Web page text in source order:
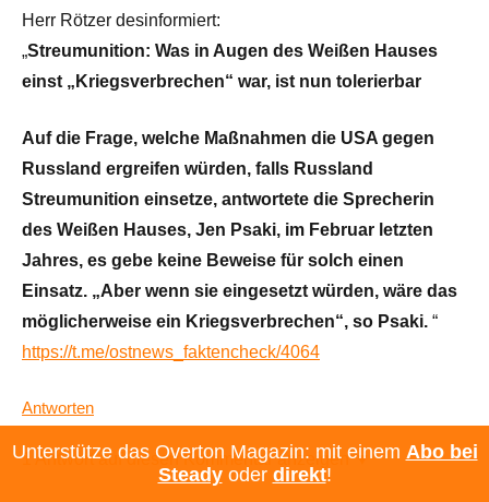
Herr Rötzer desinformiert:
„Streumunition: Was in Augen des Weißen Hauses
einst „Kriegsverbrechen“ war, ist nun tolerierbar
Auf die Frage, welche Maßnahmen die USA gegen
Russland ergreifen würden, falls Russland
Streumunition einsetze, antwortete die Sprecherin
des Weißen Hauses, Jen Psaki, im Februar letzten
Jahres, es gebe keine Beweise für solch einen
Einsatz. „Aber wenn sie eingesetzt würden, wäre das
möglicherweise ein Kriegsverbrechen“, so Psaki. “
https://t.me/ostnews_faktencheck/4064
Antworten
1 Antwort auf diesen Kommentar anzeigen ▼
Unterstütze das Overton Magazin: mit einem Abo bei
Steadyoder direkt!